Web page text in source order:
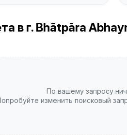
в г. Bhātpāra
По вашему запросу
изменить поисковый